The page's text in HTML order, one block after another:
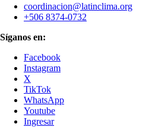
coordinacion@latinclima.org
+506 8374-0732
Síganos en:
Facebook
Instagram
X
TikTok
WhatsApp
Youtube
Ingresar